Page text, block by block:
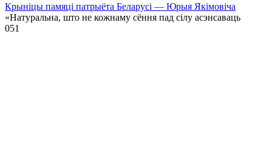
Крыніцы памяці патрыёта Беларусі — Юрыя Якімовіча
«Натуральна, што не кожнаму сёння пад сілу асэнсаваць
051